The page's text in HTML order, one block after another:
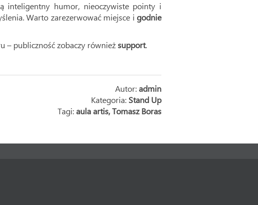
inteligentny humor, nieoczywiste pointy i
Warto zarezerwować miejsce i godnie
– publiczność zobaczy równieżsupport.
Autor:admin
Kategoria: Stand Up
Tagi:aula artis,Tomasz Boras